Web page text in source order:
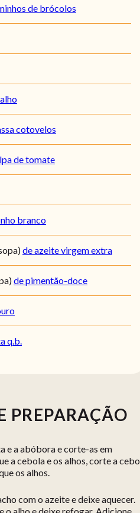
de brócolos
cotovelos
de tomate
branco
de azeite virgem extra
de pimentão-doce
q.b.
PREPARAÇÃO
e a abóbora e corte-as em
a cebola e os alhos, corte a
os alhos.
com o azeite e deixe aquecer.